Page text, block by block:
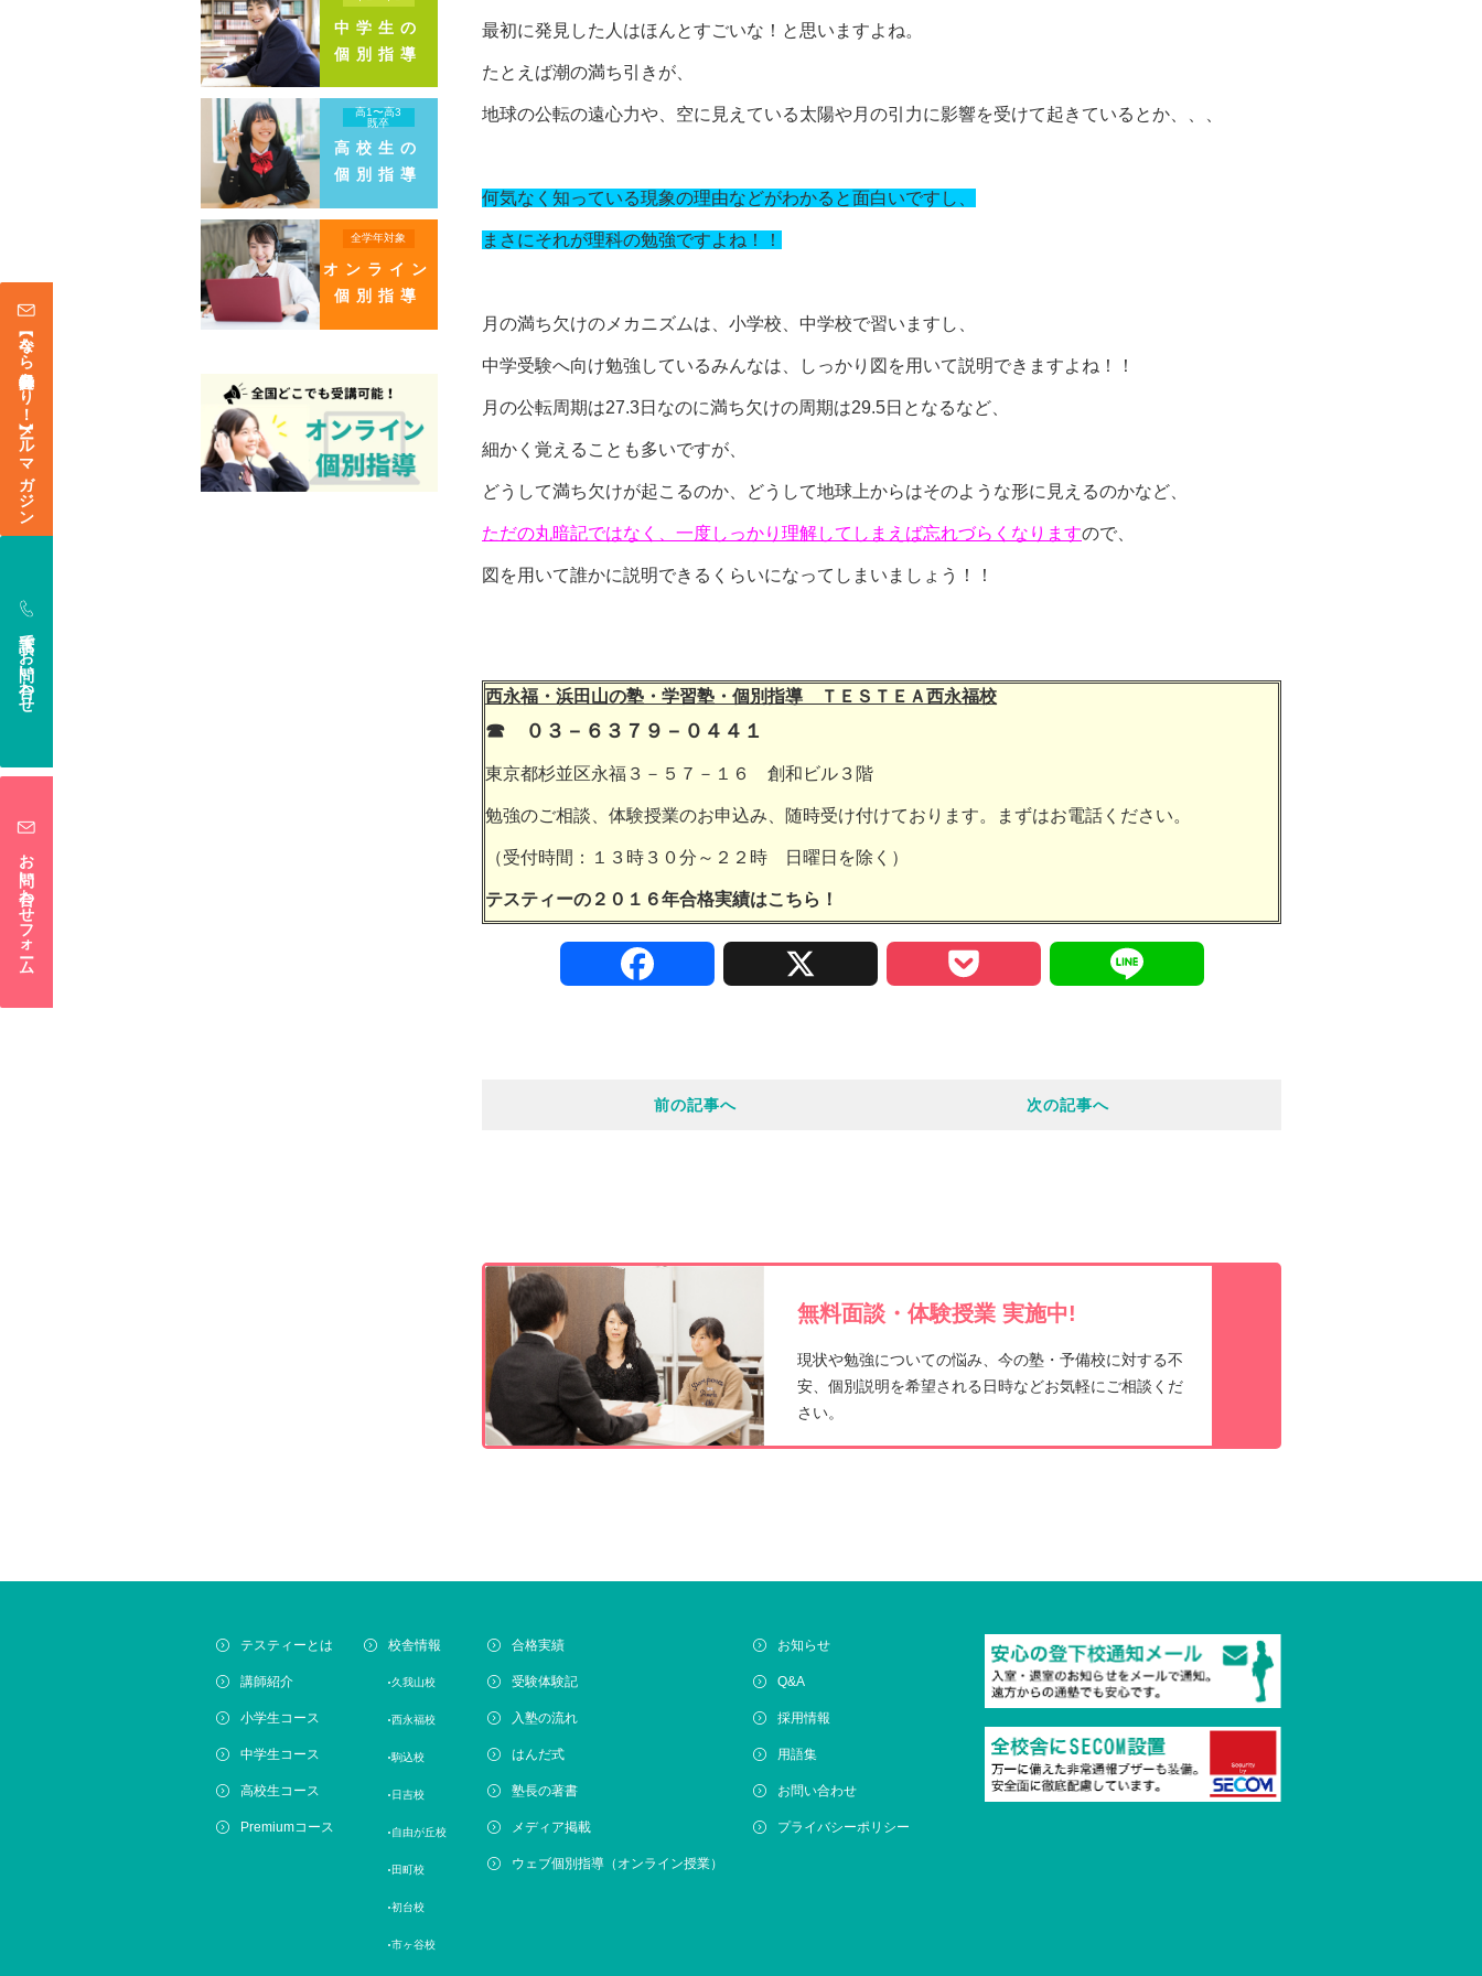
中学生の
個別指導
高1〜高3
既卒
高校生の
個別指導
全学年対象
オンライン
個別指導
最初に発見した人はほんとすごいな！と思いますよね。
たとえば潮の満ち引きが、
地球の公転の遠心力や、空に見えている太陽や月の引力に影響を受けて起きているとか、、、
何気なく知っている現象の理由などがわかると面白いですし、
まさにそれが理科の勉強ですよね！！
月の満ち欠けのメカニズムは、小学校、中学校で習いますし、
中学受験へ向け勉強しているみんなは、しっかり図を用いて説明できますよね！！
月の公転周期は27.3日なのに満ち欠けの周期は29.5日となるなど、
細かく覚えることも多いですが、
どうして満ち欠けが起こるのか、どうして地球上からはそのような形に見えるのかなど、
ただの丸暗記ではなく、一度しっかり理解してしまえば忘れづらくなりますので、
図を用いて誰かに説明できるくらいになってしまいましょう！！
西永福・浜田山の塾・学習塾・個別指導 ＴＥＳＴＥＡ西永福校
☎ ０３－６３７９－０４４１
東京都杉並区永福３－５７－１６ 創和ビル３階
勉強のご相談、体験授業のお申込み、随時受け付けております。まずはお電話ください。
（受付時間：１３時３０分～２２時 日曜日を除く）
テスティーの２０１６年合格実績はこちら！
k
前の記事へ 次の記事へ
無料面談・体験授業 実施中!
現状や勉強についての悩み、今の塾・予備校に対する不
安、個別説明を希望される日時などお気軽にご相談くだ
さい。
【今なら登録特典あり！】メールマガジン
電話でお問い合わせ
お問い合わせフォーム
テスティーとは
講師紹介
小学生コース
中学生コース
高校生コース
Premiumコース
校舎情報
久我山校
西永福校
駒込校
日吉校
自由が丘校
田町校
初台校
市ヶ谷校
合格実績
受験体験記
入塾の流れ
はんだ式
塾長の著書
メディア掲載
ウェブ個別指導（オンライン授業）
お知らせ
Q&A
採用情報
用語集
お問い合わせ
プライバシーポリシー